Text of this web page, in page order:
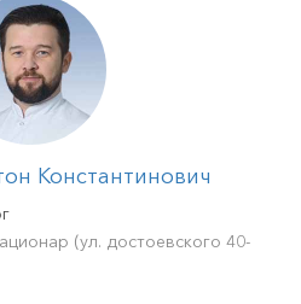
Константинович
(ул. достоевского 40-